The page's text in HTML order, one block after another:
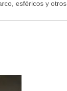
esféricos y otros